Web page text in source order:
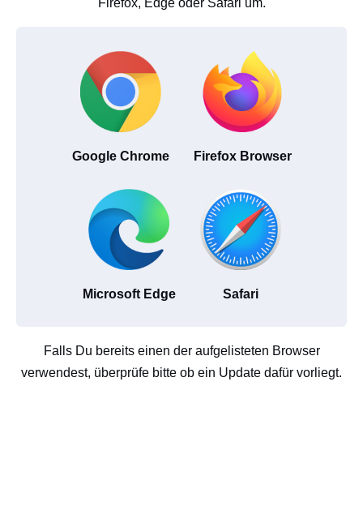
Google Chrome Firefox Browser
Microsoft Edge Safari
Falls Du bereits einen der aufgelisteten Browser
verwendest, überprüfe bitte ob ein Update dafür vorliegt.